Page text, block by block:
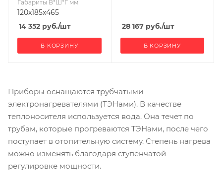
Габариты В*Ш*Г мм
120x185x465
14 352 руб./шт
В КОРЗИНУ
28 167руб./шт
В КОРЗИНУ
Приборы оснащаются трубчатыми
электронагревателями (ТЭНами). В качестве
теплоносителя используется вода. Она течет по
трубам, которые прогреваются ТЭНами, после чего
поступает в отопительную систему. Степень нагрева
можно изменять благодаря ступенчатой
регулировке мощности.